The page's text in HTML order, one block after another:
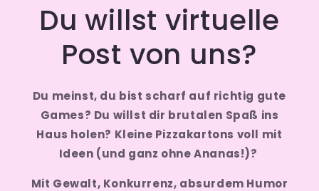
Du willst virtuelle
Post von uns?
Du meinst, du bist scharf auf richtig gute
Games? Du willst dir brutalen Spaß ins
Haus holen? Kleine Pizzakartons voll mit
Ideen (und ganz ohne Ananas!)?
Mit Gewalt, Konkurrenz, absurdem Humor